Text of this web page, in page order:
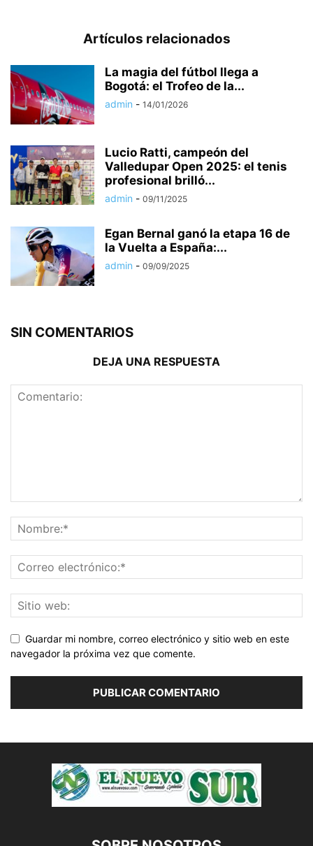
Artículos relacionados
La magia del fútbol llega a
Bogotá: el Trofeo de la...
admin - 14/01/2026
Lucio Ratti, campeón del
Valledupar Open 2025: el tenis
profesional brilló...
admin - 09/11/2025
Egan Bernal ganó la etapa 16 de
la Vuelta a España:...
admin - 09/09/2025
SIN COMENTARIOS
DEJA UNA RESPUESTA
Guardar mi nombre, correo electrónico y sitio web en este
navegador la próxima vez que comente.